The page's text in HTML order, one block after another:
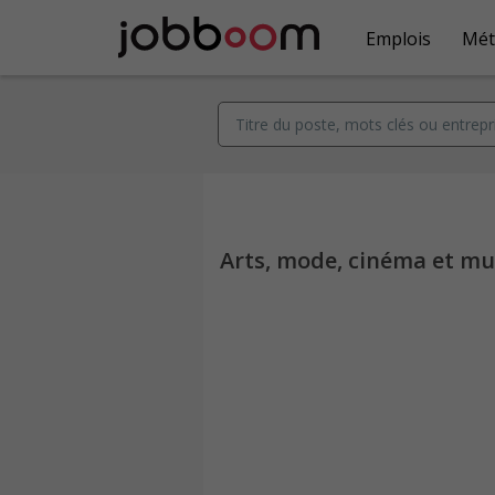
Emplois
Arts, mode, cinéma et